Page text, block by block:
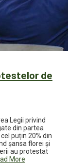
de
Legii privind
din partea
puțin 20% din
șansa florei și
au protestat
More